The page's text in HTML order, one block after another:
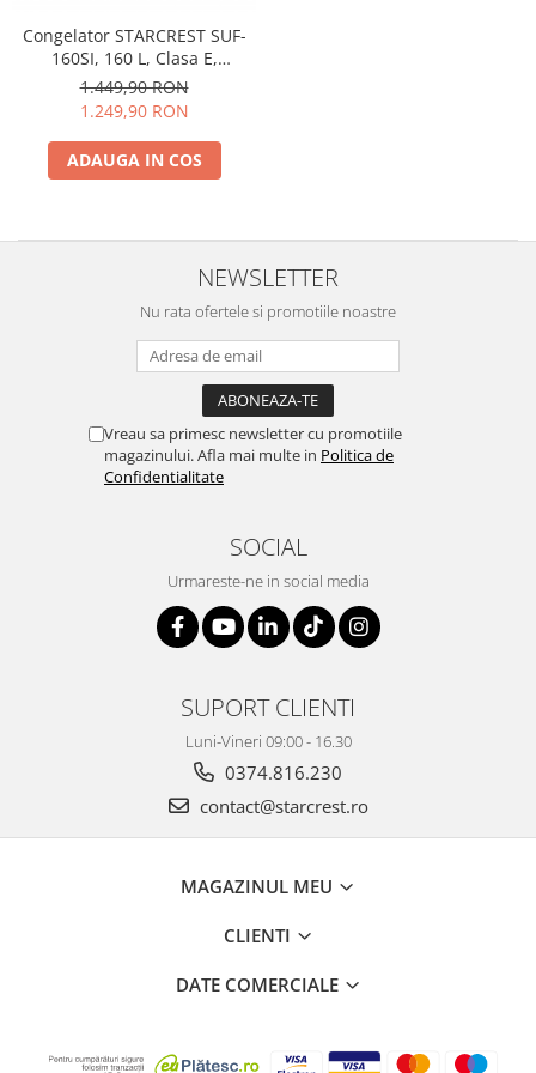
Congelator STARCREST SUF-
160SI, 160 L, Clasa E,
Termostat Ajustabil, Usi
reversibile, H 142 cm, Argintiu
1.449,90 RON
1.249,90 RON
ADAUGA IN COS
NEWSLETTER
Nu rata ofertele si promotiile noastre
Vreau sa primesc newsletter cu promotiile
magazinului. Afla mai multe in Politica de
Confidentialitate
SOCIAL
Urmareste-ne in social media
SUPORT CLIENTI
Luni-Vineri 09:00 - 16.30
0374.816.230
contact@starcrest.ro
MAGAZINUL MEU
CLIENTI
DATE COMERCIALE